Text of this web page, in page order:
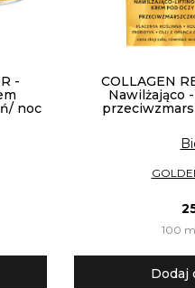
-
noc
COLLAGEN
Nawilżająco
100
Dodaj